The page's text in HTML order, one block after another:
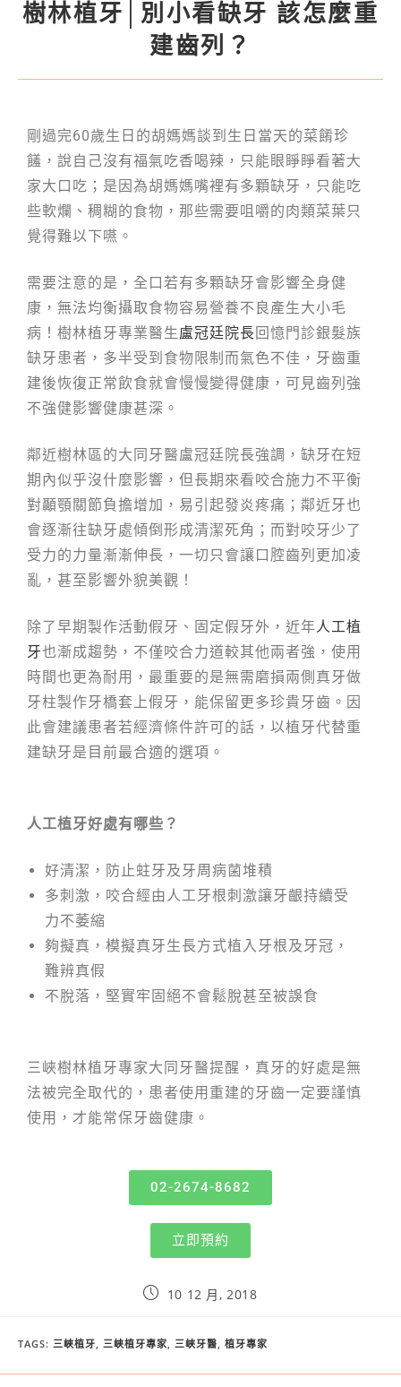
樹林植牙│別小看缺牙 該怎麼重
建齒列？
剛過完60歲生日的胡媽媽談到生日當天的菜餚珍
饈，說自己沒有福氣吃香喝辣，只能眼睜睜看著大
家大口吃；是因為胡媽媽嘴裡有多顆缺牙，只能吃
些軟爛、稠糊的食物，那些需要咀嚼的肉類菜葉只
覺得難以下嚥。
需要注意的是，全口若有多顆缺牙會影響全身健
康，無法均衡攝取食物容易營養不良產生大小毛
病！樹林植牙專業醫生盧冠廷院長回憶門診銀髮族
缺牙患者，多半受到食物限制而氣色不佳，牙齒重
建後恢復正常飲食就會慢慢變得健康，可見齒列強
不強健影響健康甚深。
鄰近樹林區的大同牙醫盧冠廷院長強調，缺牙在短
期內似乎沒什麼影響，但長期來看咬合施力不平衡
對顳顎關節負擔增加，易引起發炎疼痛；鄰近牙也
會逐漸往缺牙處傾倒形成清潔死角；而對咬牙少了
受力的力量漸漸伸長，一切只會讓口腔齒列更加凌
亂，甚至影響外貌美觀！
除了早期製作活動假牙、固定假牙外，近年人工植
牙也漸成趨勢，不僅咬合力道較其他兩者強，使用
時間也更為耐用，最重要的是無需磨損兩側真牙做
牙柱製作牙橋套上假牙，能保留更多珍貴牙齒。因
此會建議患者若經濟條件許可的話，以植牙代替重
建缺牙是目前最合適的選項。
人工植牙好處有哪些？
好清潔，防止蛀牙及牙周病菌堆積
多刺激，咬合經由人工牙根刺激讓牙齦持續受
力不萎縮
夠擬真，模擬真牙生長方式植入牙根及牙冠，
難辨真假
不脫落，堅實牢固絕不會鬆脫甚至被誤食
三峽樹林植牙專家大同牙醫提醒，真牙的好處是無
法被完全取代的，患者使用重建的牙齒一定要謹慎
使用，才能常保牙齒健康。
02-2674-8682
立即預約
10 12 月, 2018
TAGS: 三峽植牙 三峽植牙專家 三峽牙醫 植牙專家